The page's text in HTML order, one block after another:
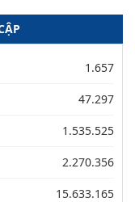
1.657
47.297
1.535.525
2.270.356
15.633.165